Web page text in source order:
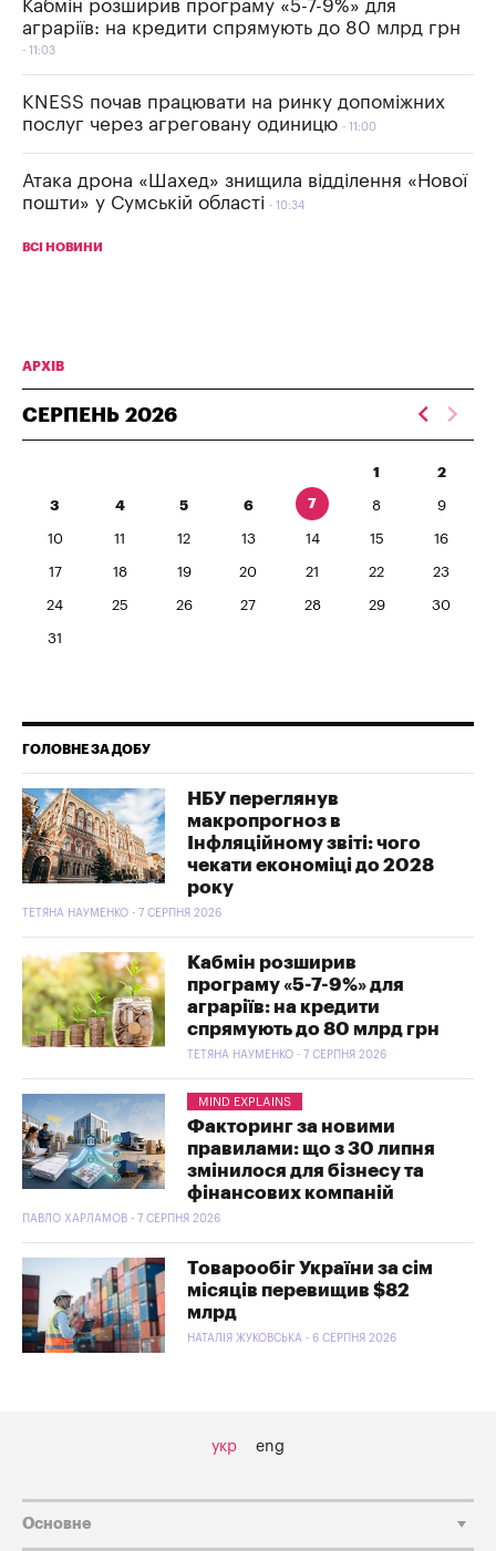
Кабмін розширив програму «5-7-9%» для
аграріїв: на кредити спрямують до 80 млрд грн
11:03
KNESS почав працювати на ринку допоміжних
послуг через агреговану одиницю
11:00
Атака дрона «Шахед» знищила відділення «Нової
пошти» у Сумській області
10:34
ВСІ НОВИНИ
АРХІВ
СЕРПЕНЬ 2026
1 2
3 4 5 6 7 8 9
10 11 12 13 14 15 16
17 18 19 20 21 22 23
24 25 26 27 28 29 30
31
ГОЛОВНЕ ЗА ДОБУ
НБУ переглянув
макропрогноз в
Інфляційному звіті: чого
чекати економіці до 2028
року
ТЕТЯНА НАУМЕНКО - 7 СЕРПНЯ 2026
Кабмін розширив
програму «5-7-9%» для
аграріїв: на кредити
спрямують до 80 млрд грн
ТЕТЯНА НАУМЕНКО - 7 СЕРПНЯ 2026
MIND EXPLAINS
Факторинг за новими
правилами: що з 30 липня
змінилося для бізнесу та
фінансових компаній
ПАВЛО ХАРЛАМОВ - 7 СЕРПНЯ 2026
Товарообіг України за сім
місяців перевищив $82
млрд
НАТАЛІЯ ЖУКОВСЬКА - 6 СЕРПНЯ 2026
укр eng
Основне